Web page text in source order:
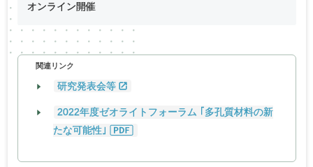
オンライン開催
関連リンク
研究発表会等
2022年度ゼオライトフォーラム ｢多孔質材料の新
たな可能性｣